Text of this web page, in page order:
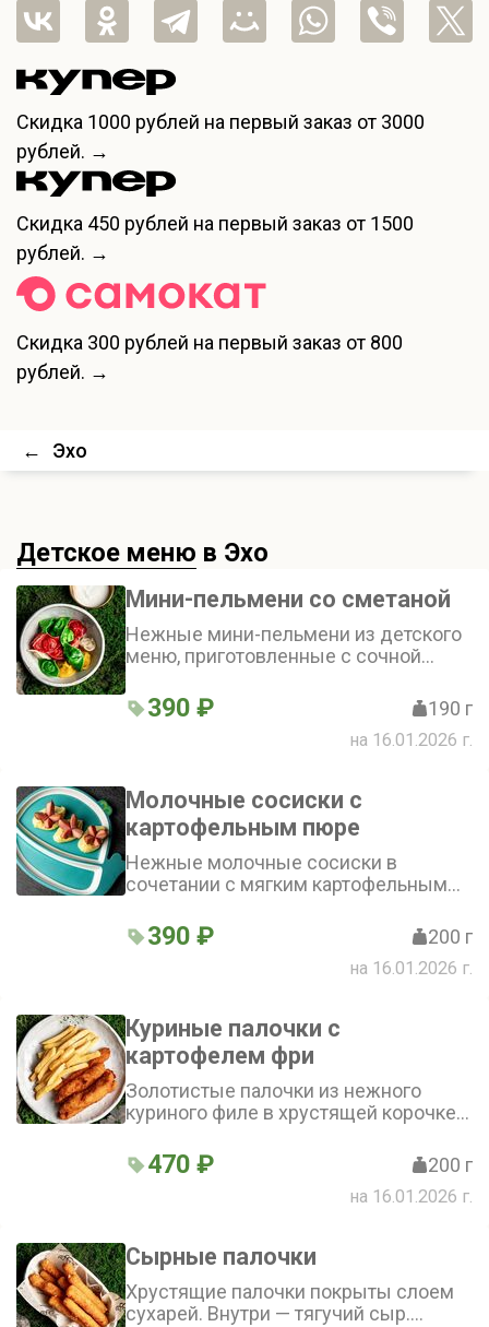
Скидка 1000 рублей на первый заказ от 3000
рублей. →
Скидка 450 рублей на первый заказ от 1500
рублей. →
Скидка 300 рублей на первый заказ от 800
рублей. →
← Эхо
Детское меню в Эхо
Мини-пельмени со сметаной
Нежные мини-пельмени из детского
меню, приготовленные с сочной
идеально дополняются нежной
сметаной — идеальный выбор для
390 ₽ 190 г
на 16.01.2026 г.
Молочные сосиски с
картофельным пюре
Нежные молочные сосиски в
сочетании с мягким картофельным
Картофельное пюре приобретает
сливочный вкус благодаря
добавлению молока и сливочного
лёгкую солоноватость
390 ₽ 200 г
на 16.01.2026 г.
Куриные палочки с
картофелем фри
Золотистые палочки из нежного
куриного филе в хрустящей корочке
с классическими ломтиками
картофеля фри. Дополняется блюдо
соусами — майонезом и кетчупом
470 ₽ 200 г
на 16.01.2026 г.
Сырные палочки
Хрустящие палочки покрыты слоем
сухарей. Внутри — тягучий сыр.